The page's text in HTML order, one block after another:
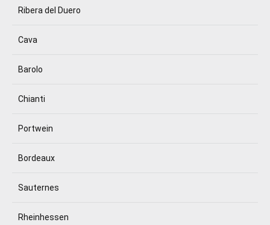
Ribera del Duero
Cava
Barolo
Chianti
Portwein
Bordeaux
Sauternes
Rheinhessen